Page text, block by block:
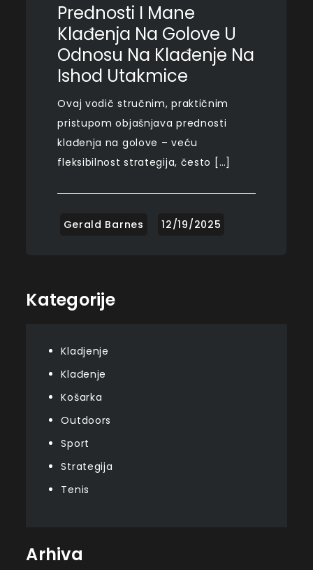
Prednosti I Mane
Klađenja Na Golove U
Odnosu Na Klađenje Na
Ishod Utakmice
Ovaj vodič stručnim, praktičnim
pristupom objašnjava prednosti
klađenja na golove – veću
fleksibilnost strategija, često […]
Kategorije
Kladjenje
Klađenje
Košarka
Outdoors
Sport
Strategija
Tenis
Arhiva